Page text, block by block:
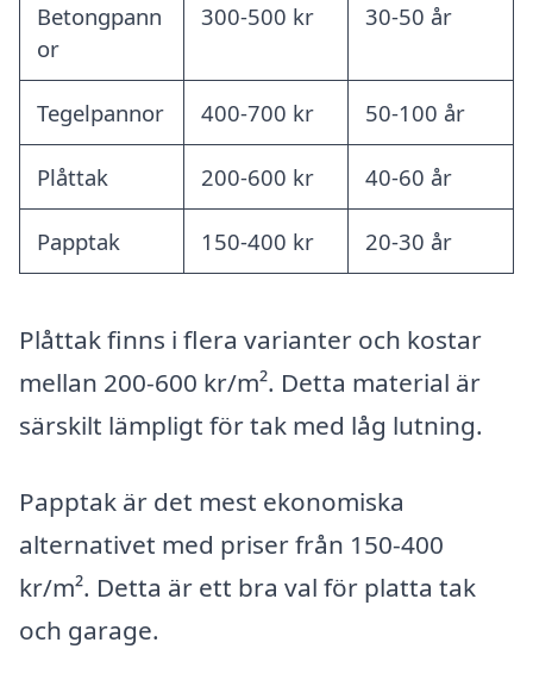
Betongpann
or
300-500 kr 30-50 år
Tegelpannor 400-700 kr 50-100 år
Plåttak 200-600 kr 40-60 år
Papptak 150-400 kr 20-30 år
Plåttak finns i flera varianter och kostar
mellan 200-600 kr/m². Detta material är
särskilt lämpligt för tak med låg lutning.
Papptak är det mest ekonomiska
alternativet med priser från 150-400
kr/m². Detta är ett bra val för platta tak
och garage.